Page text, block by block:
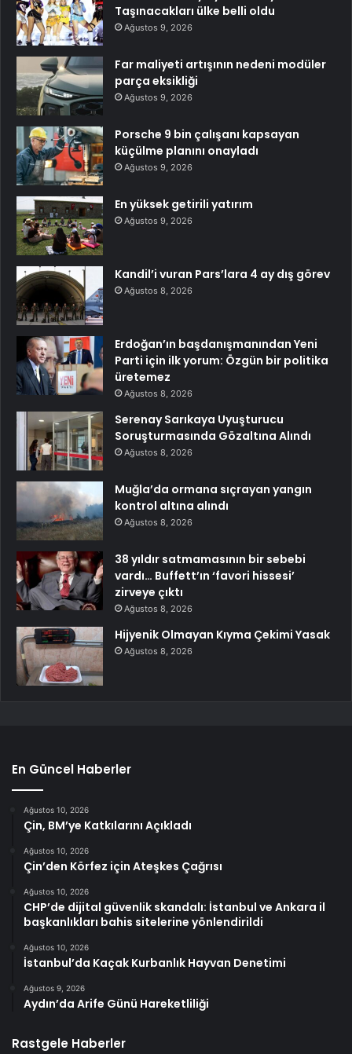
Taşınacakları ülke belli oldu
Ağustos 9, 2026
Far maliyeti artışının nedeni modüler
parça eksikliği
Ağustos 9, 2026
Porsche 9 bin çalışanı kapsayan
küçülme planını onayladı
Ağustos 9, 2026
En yüksek getirili yatırım
Ağustos 9, 2026
Kandil’i vuran Pars’lara 4 ay dış görev
Ağustos 8, 2026
Erdoğan’ın başdanışmanından Yeni
Parti için ilk yorum: Özgün bir politika
üretemez
Ağustos 8, 2026
Serenay Sarıkaya Uyuşturucu
Soruşturmasında Gözaltına Alındı
Ağustos 8, 2026
Muğla’da ormana sıçrayan yangın
kontrol altına alındı
Ağustos 8, 2026
38 yıldır satmamasının bir sebebi
vardı… Buffett’ın ‘favori hissesi’
zirveye çıktı
Ağustos 8, 2026
Hijyenik Olmayan Kıyma Çekimi Yasak
Ağustos 8, 2026
En Güncel Haberler
Ağustos 10, 2026
Çin, BM’ye Katkılarını Açıkladı
Ağustos 10, 2026
Çin’den Körfez için Ateşkes Çağrısı
Ağustos 10, 2026
CHP’de dijital güvenlik skandalı: İstanbul ve Ankara il
başkanlıkları bahis sitelerine yönlendirildi
Ağustos 10, 2026
İstanbul’da Kaçak Kurbanlık Hayvan Denetimi
Ağustos 9, 2026
Aydın’da Arife Günü Hareketliliği
Rastgele Haberler